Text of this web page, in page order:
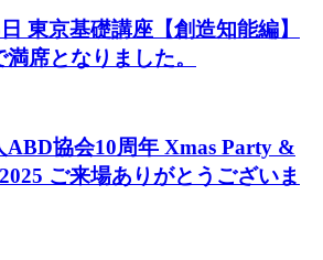
東京基礎講座【創造知能編】
席となりました。
ABD協会10周年 Xmas Party &
ご来場ありがとうございま